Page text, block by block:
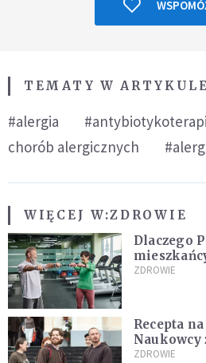
TEMATY W ARTYKULE
#alergia
chorób alergicznych
WIĘCEJ W:ZDROWIE
Dlaczego
Ekspertka
ZDROWIE
Recepta
Naukowcy
klasztorach
ZDROWIE